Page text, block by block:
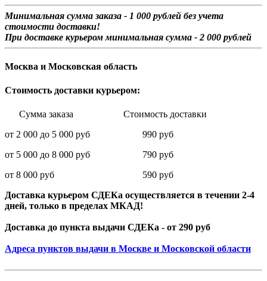
Минимальная сумма заказа - 1 000 рублей без учета
стоимости доставки!
При доставке курьером минимальная сумма - 2 000 рублей
Москва и Московская область
Стоимость доставки курьером:
Сумма заказа Стоимость доставки
от 2 000 до 5 000 руб 990 руб
от 5 000 до 8 000 руб 790 руб
от 8 000 руб 590 руб
Доставка курьером СДЕКа осуществляется в течении 2-4
дней, только в пределах МКАД!
Доставка до пункта выдачи СДЕКа - от 290 руб
Адреса пунктов выдачи в Москве и Московской области